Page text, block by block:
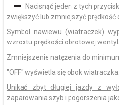
Nacisnąć jeden z tych
zwiększyć lub zmniejszyć prędkość
Symbol nawiewu (wiatraczek)
wzrostu prędkości obrotowej
Zmniejszenie natężenia do
"OFF" wyświetla się obok wiatraczka.
Unikać zbyt długiej jazdy z
zaparowania szyb i pogorszenia